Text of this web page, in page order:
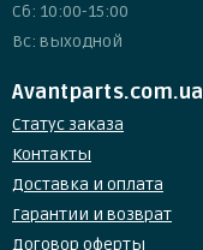
Сб: 10:00-15:00
Вс: выходной
Avantparts.com.ua
Статус заказа
Контакты
Доставка и оплата
Гарантии и возврат
Договор оферты